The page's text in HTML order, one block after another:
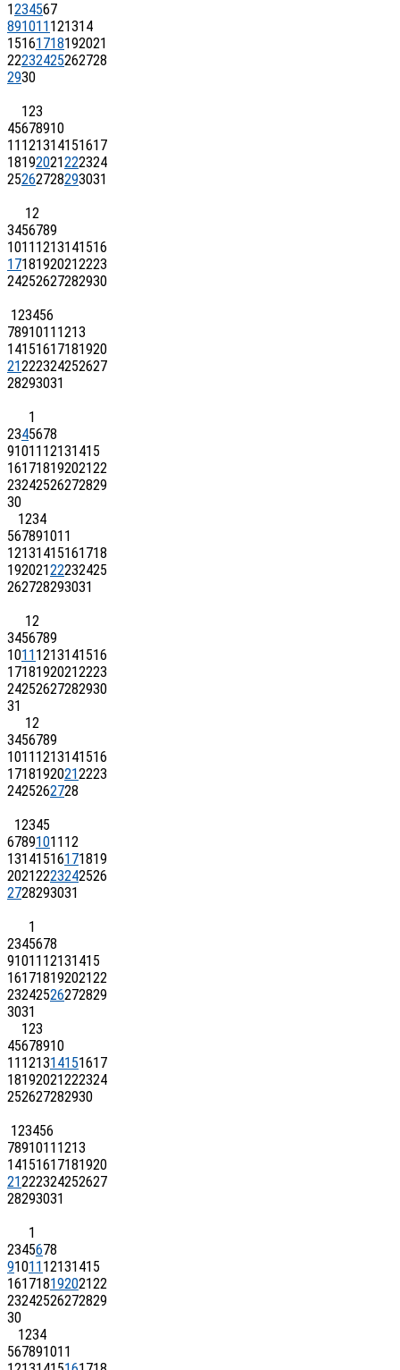
1234567
891011 121314
15161718192021
22232425262728
2930
123
45678910
11 121314151617
18192021222324
25262728293031
12
3456789
1011 1213141516
17181920212223
24252627282930
123456
7891011 1213
14151617181920
21222324252627
28293031
1
2345678
91011 12131415
16171819202122
23242526272829
30
1234
567891011
12131415161718
19202122232425
262728293031
12
3456789
1011 1213141516
17181920212223
24252627282930
31
12
3456789
1011 1213141516
17181920212223
2425262728
12345
67891011 12
13141516171819
20212223242526
2728293031
1
2345678
91011 12131415
16171819202122
23242526272829
3031
123
45678910
11 121314151617
18192021222324
252627282930
123456
7891011 1213
14151617181920
21222324252627
28293031
1
2345678
91011 12131415
16171819202122
23242526272829
30
1234
567891011